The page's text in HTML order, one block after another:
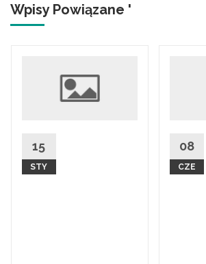
Wpisy Powiązane '
15
STY
08
CZE